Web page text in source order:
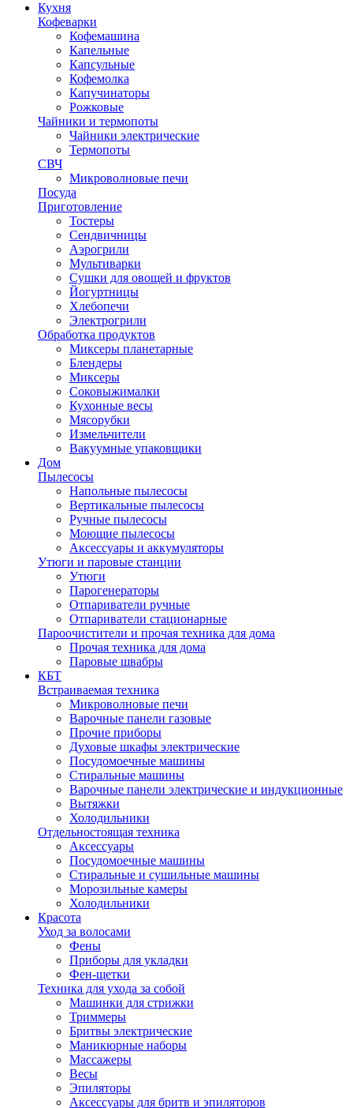
Кухня
Кофеварки
Кофемашина
Капельные
Капсульные
Кофемолка
Капучинаторы
Рожковые
Чайники и термопоты
Чайники электрические
Термопоты
СВЧ
Микроволновые печи
Посуда
Приготовление
Тостеры
Сендвичницы
Аэрогрили
Мультиварки
Сушки для овощей и фруктов
Йогуртницы
Хлебопечи
Электрогрили
Обработка продуктов
Миксеры планетарные
Блендеры
Миксеры
Соковыжималки
Кухонные весы
Мясорубки
Измельчители
Вакуумные упаковщики
Дом
Пылесосы
Напольные пылесосы
Вертикальные пылесосы
Ручные пылесосы
Моющие пылесосы
Аксессуары и аккумуляторы
Утюги и паровые станции
Утюги
Парогенераторы
Отпариватели ручные
Отпариватели стационарные
Пароочистители и прочая техника для дома
Прочая техника для дома
Паровые швабры
КБТ
Встраиваемая техника
Микроволновые печи
Варочные панели газовые
Прочие приборы
Духовые шкафы электрические
Посудомоечные машины
Стиральные машины
Варочные панели электрические и индукционные
Вытяжки
Холодильники
Отдельностоящая техника
Аксессуары
Посудомоечные машины
Стиральные и сушильные машины
Морозильные камеры
Холодильники
Красота
Уход за волосами
Фены
Приборы для укладки
Фен-щетки
Техника для ухода за собой
Машинки для стрижки
Триммеры
Бритвы электрические
Маникюрные наборы
Массажеры
Весы
Эпиляторы
Аксессуары для бритв и эпиляторов